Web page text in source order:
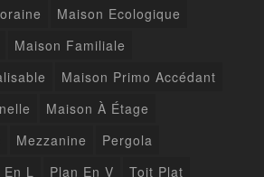
Maison Ecologique
Maison Familiale
Maison Primo Accédant
Maison À Étage
Mezzanine
Pergola
En L Plan En V Toit Plat